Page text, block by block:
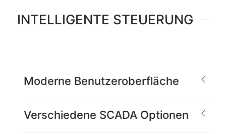
INTELLIGENTE STEUERUNG
Moderne Benutzeroberfläche
Verschiedene SCADA Optionen